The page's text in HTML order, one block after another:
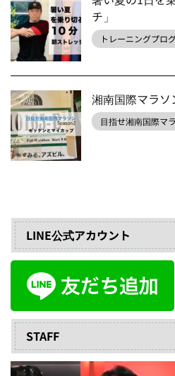
チ」
トレーニングプロ
湘南国際マラ
目指せ湘南国際マ
LINE公式アカウント
STAFF